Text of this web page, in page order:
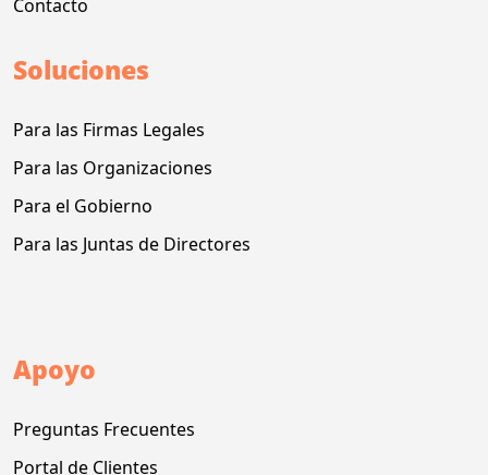
Contacto
Soluciones
Para las Firmas Legales
Para las Organizaciones
Para el Gobierno
Para las Juntas de Directores
Apoyo
Preguntas Frecuentes
Portal de Clientes